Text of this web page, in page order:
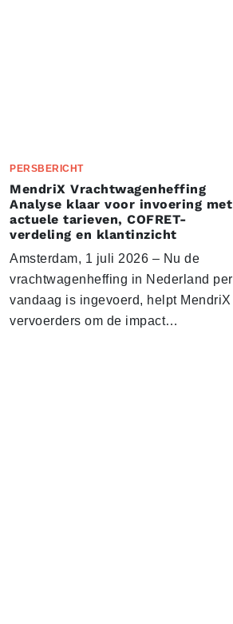
PERSBERICHT
MendriX Vrachtwagenheffing
Analyse klaar voor invoering met
actuele tarieven, COFRET-
verdeling en klantinzicht
Amsterdam, 1 juli 2026 – Nu de
vrachtwagenheffing in Nederland per
vandaag is ingevoerd, helpt MendriX
vervoerders om de impact…